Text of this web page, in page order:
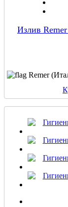
Излив
Remer